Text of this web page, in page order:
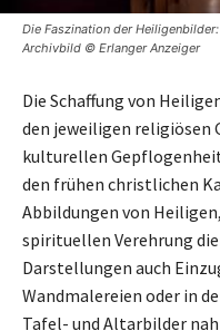
Die Faszination der
Archivbild © Erlanger Anzeiger
Die Schaffung von
den jeweiligen religiösen
kulturellen
den frühen christlichen
Abbildungen von
spirituellen Verehrung
Darstellungen auch
Wandmalereien oder in
Tafel- und Altarbilder